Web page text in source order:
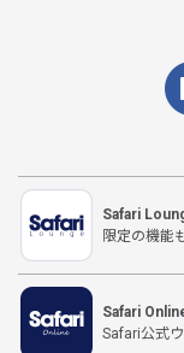
Safari
限定の機能
Safari
Safari公式